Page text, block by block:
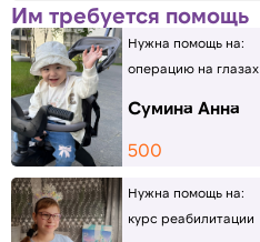
Им требуется помощь
Нужна помощь на:
операцию на глазах
Сумина Анна
500
Нужна помощь на:
курс реабилитации